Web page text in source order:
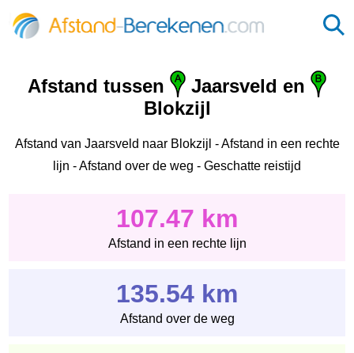
Afstand tussen
Jaarsveld en
Blokzijl
Afstand van Jaarsveld naar Blokzijl - Afstand in een rechte
lijn - Afstand over de weg - Geschatte reistijd
107.47 km
Afstand in een rechte lijn
135.54 km
Afstand over de weg